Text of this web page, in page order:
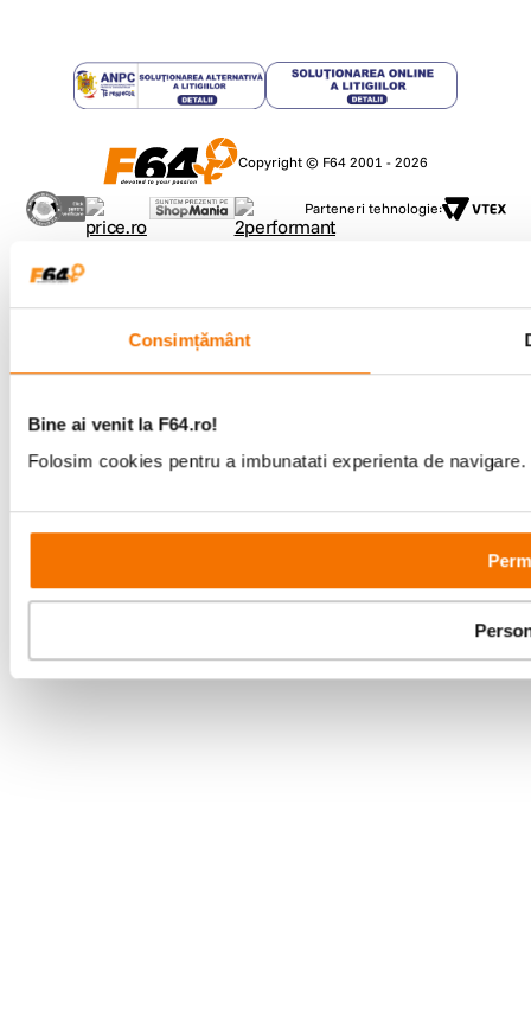
Consimțământ
Bine ai venit la F64.ro!
Folosim cookies pentru a imbunatati experienta de
Copyright © F64 2001 - 2026
Parteneri tehnologie: